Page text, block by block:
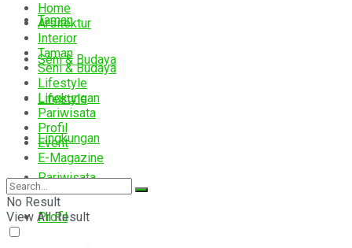
Taman
Seni & Budaya
Lifestyle
Lingkungan
Pariwisata
Profil
Home
Arsitektur
Interior
Taman
Seni & Budaya
Lifestyle
Lingkungan
Pariwisata
Profil
Event
E-Magazine
No Result
View All Result